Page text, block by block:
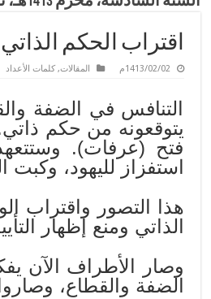
اقتراب الحكم
1413/02/02م المقالات,كلمات الأعداد
التنافس في الضفة
يتوقعونه من حكم
فتح (عرفات).
استفزاز لليهود، وكبت
هذا التصور واقتراب
الذاتي ومنع إظهار
وصار الأطراف الآن
الضفة والقطاع،